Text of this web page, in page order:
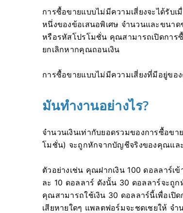
การซื้อขายแบบไม่มีความเสี่ยงจะได้รับ
หนึ่งของข้อเสนอพิเศษ จำนวนและขนา
หรือรหัสโปรโมชั่น คุณสามารถเปิดการ
ยกเลิกหากคุณถอนเงิน
การซื้อขายแบบไม่มีความเสี่ยงที่มีอยู่ขอ
มันทำงานอย่างไร?
จำนวนเงินเท่ากับยอดรวมของการซื้อข
โมชั่น) จะถูกหักจากบัญชีจริงของคุณแ
ตัวอย่างเช่น คุณฝากเงิน 100 ดอลลาร์
ละ 10 ดอลลาร์ ดังนั้น 30 ดอลลาร์จะถู
คุณสามารถใช้เงิน 30 ดอลลาร์นี้เพื่อเปิ
เสียหายใดๆ แพลตฟอร์มจะชดเชยให้ จ